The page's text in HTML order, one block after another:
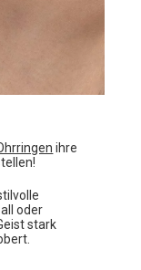
ihre
oder
stark